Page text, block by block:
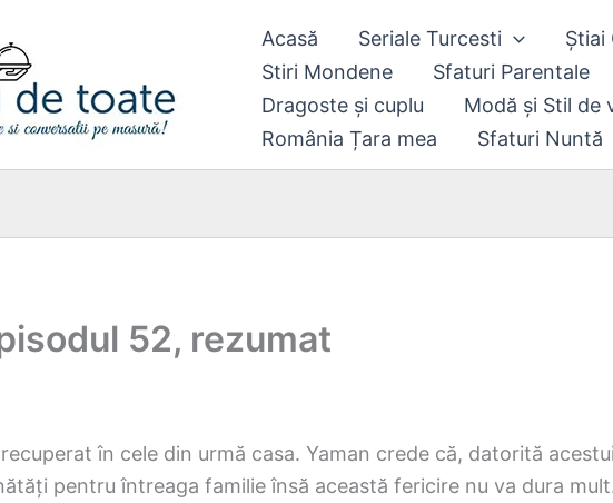
Acasă Seriale Turcesti Știai
Stiri Mondene
Sfaturi Parentale
Dragoste și cuplu
Modă și Stil de
România Țara mea
Sfaturi Nuntă
52, rezumat
în cele din urmă casa. Yaman crede că, datorită acestui
pentru întreaga familie însă această fericire nu va dura